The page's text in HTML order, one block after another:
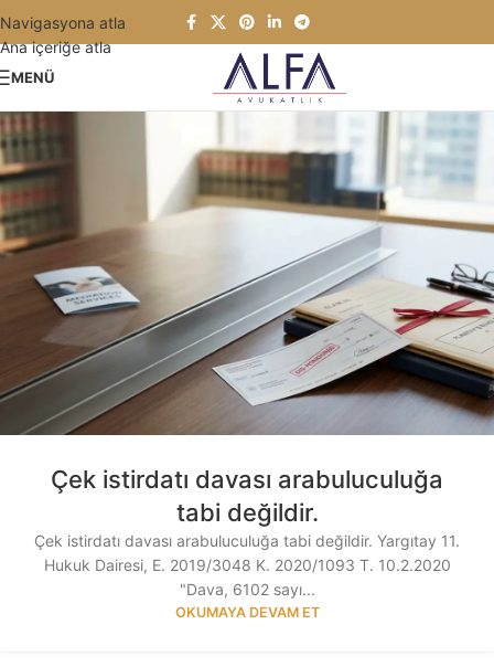
Navigasyona atla
Ana içeriğe atla
MENÜ
Çek istirdatı davası arabuluculuğa
tabi değildir.
Çek istirdatı davası arabuluculuğa tabi değildir. Yargıtay 11.
Hukuk Dairesi, E. 2019/3048 K. 2020/1093 T. 10.2.2020
"Dava, 6102 sayı...
OKUMAYA DEVAM ET